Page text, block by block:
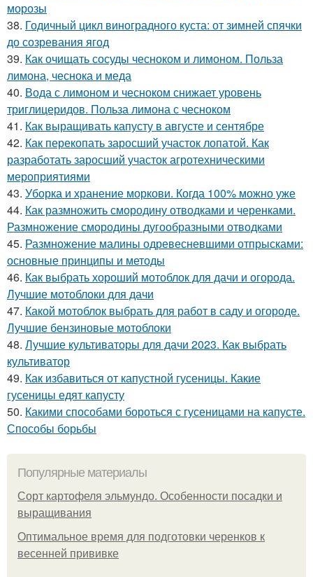
морозы
38. Годичный цикл виноградного куста: от зимней спячки
до созревания ягод
39. Как очищать сосуды чесноком и лимоном. Польза
лимона, чеснока и меда
40. Вода с лимоном и чесноком снижает уровень
триглицеридов. Польза лимона с чесноком
41. Как выращивать капусту в августе и сентябре
42. Как перекопать заросший участок лопатой. Как
разработать заросший участок агротехническими
мероприятиями
43. Уборка и хранение моркови. Когда 100% можно уже
44. Как размножить смородину отводками и черенками.
Размножение смородины дугообразными отводками
45. Размножение малины одревесневшими отпрысками:
основные принципы и методы
46. Как выбрать хороший мотоблок для дачи и огорода.
Лучшие мотоблоки для дачи
47. Какой мотоблок выбрать для работ в саду и огороде.
Лучшие бензиновые мотоблоки
48. Лучшие культиваторы для дачи 2023. Как выбрать
культиватор
49. Как избавиться от капустной гусеницы. Какие
гусеницы едят капусту
50. Какими способами бороться с гусеницами на капусте.
Способы борьбы
Популярные материалы
Сорт картофеля эльмундо. Особенности посадки и
выращивания
Оптимальное время для подготовки черенков к
весенней прививке